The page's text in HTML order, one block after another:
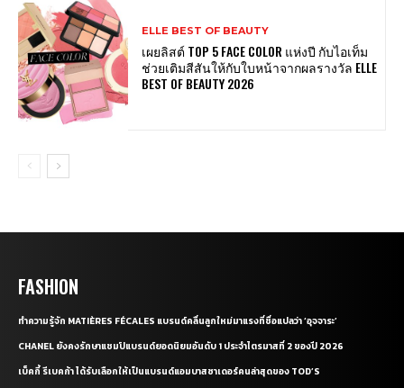
ELLE BEST OF BEAUTY
เผยลิสต์ TOP 5 FACE COLOR แห่งปี กับไอเท็ม
ช่วยเติมสีสันให้กับใบหน้าจากผลรางวัล ELLE
BEST OF BEAUTY 2026
FASHION
ทำความรู้จัก MATIÈRES FÉCALES แบรนด์คลื่นลูกใหม่มาแรงที่ชื่อแปลว่า ‘อุจจาระ’
CHANEL ยังคงรักษาแชมป์แบรนด์ยอดนิยมอันดับ 1 ประจำไตรมาสที่ 2 ของปี 2026
เบ็คกี้ รีเบคก้า ได้รับเลือกให้เป็นแบรนด์แอมบาสซาเดอร์คนล่าสุดของ TOD’S